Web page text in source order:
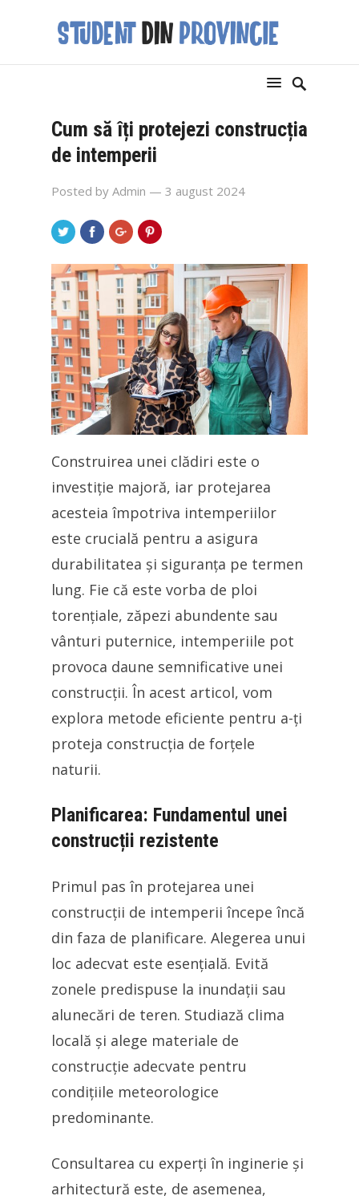
Cum să îți protejezi construcția
de intemperii
Posted by Admin — 3 august 2024
Construirea unei clădiri este o
investiție majoră, iar protejarea
acesteia împotriva intemperiilor
este crucială pentru a asigura
durabilitatea și siguranța pe termen
lung. Fie că este vorba de ploi
torențiale, zăpezi abundente sau
vânturi puternice, intemperiile pot
provoca daune semnificative unei
construcții. În acest articol, vom
explora metode eficiente pentru a-ți
proteja construcția de forțele
naturii.
Planificarea: Fundamentul unei
construcții rezistente
Primul pas în protejarea unei
construcții de intemperii începe încă
din faza de planificare. Alegerea unui
loc adecvat este esențială. Evită
zonele predispuse la inundații sau
alunecări de teren. Studiază clima
locală și alege materiale de
construcție adecvate pentru
condițiile meteorologice
predominante.
Consultarea cu experți în inginerie și
arhitectură este, de asemenea,